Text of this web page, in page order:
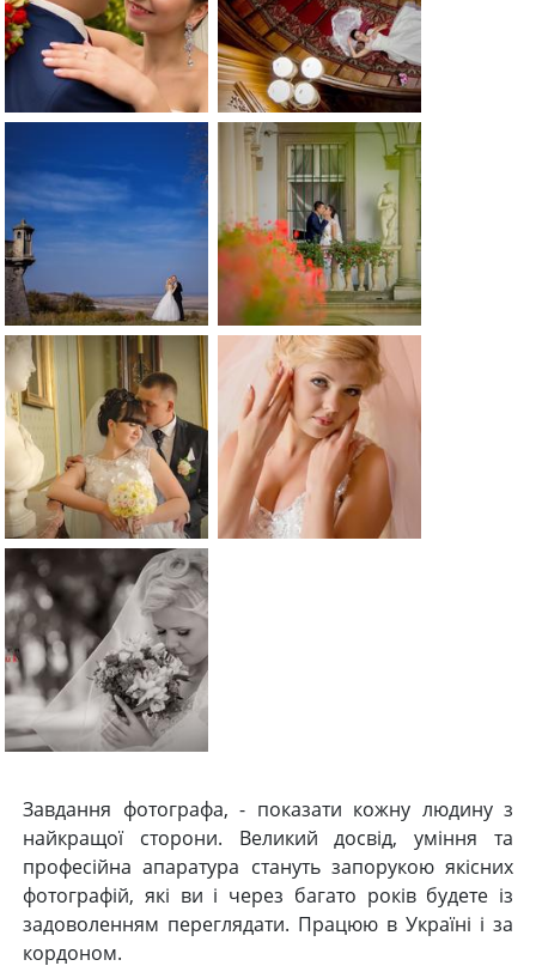
Завдання фотографа, - показати кожну людину з
найкращої сторони. Великий досвід, уміння та
професійна апаратура стануть запорукою якісних
фотографій, які ви і через багато років будете із
задоволенням переглядати. Працюю в Україні і за
кордоном.